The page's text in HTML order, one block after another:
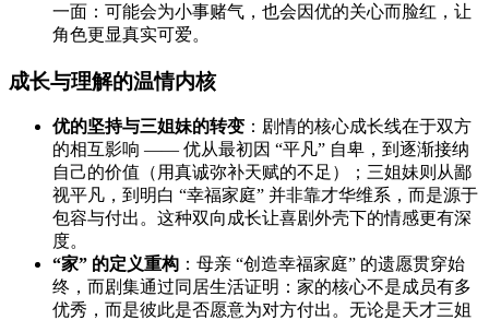
一面：可能会为小事赌气，也会因优的关心而脸红，让
角色更显真实可爱。
成长与理解的温情内核
优的坚持与三姐妹的转变 ：剧情的核心成长线在于双方
的相互影响 —— 优从最初因 “平凡” 自卑，到逐渐接纳
自己的价值（用真诚弥补天赋的不足）；三姐妹则从鄙
视平凡，到明白 “幸福家庭” 并非靠才华维系，而是源于
包容与付出。这种双向成长让喜剧外壳下的情感更有深
度。
“家” 的定义重构 ：母亲 “创造幸福家庭” 的遗愿贯穿始
终，而剧集通过同居生活证明：家的核心不是成员有多
优秀，而是彼此是否愿意为对方付出。无论是天才三姐